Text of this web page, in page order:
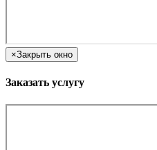
×Закрыть окно
Заказать услугу